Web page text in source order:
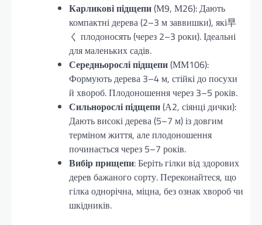
Карликові підщепи(М9, М26): Дають
компактні дерева (2–3 м заввишки), які早
く плодоносять (через 2–3 роки). Ідеальні
для маленьких садів.
Середньорослі підщепи(ММ106):
Формують дерева 3–4 м, стійкі до посухи
й хвороб. Плодоношення через 3–5 років.
Сильнорослі підщепи(А2, сіянці дички):
Дають високі дерева (5–7 м) із довгим
терміном життя, але плодоношення
починається через 5–7 років.
Вибір прищепи: Беріть гілки від здорових
дерев бажаного сорту. Переконайтеся, що
гілка однорічна, міцна, без ознак хвороб чи
шкідників.